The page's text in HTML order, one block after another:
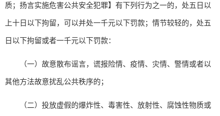
质；扬言实施危害公共安全犯罪】有下列行为之一的，处五日以
上十日以下拘留，可以并处一千元以下罚款；情节较轻的，处五
日以下拘留或者一千元以下罚款：
（一）故意散布谣言，谎报险情、疫情、灾情、警情或者以
其他方法故意扰乱公共秩序的；
（二）投放虚假的爆炸性、毒害性、放射性、腐蚀性物质或